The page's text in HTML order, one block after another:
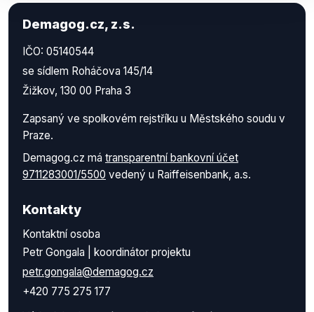
Demagog.cz, z.s.
IČO: 05140544
se sídlem Roháčova 145/14
Žižkov, 130 00 Praha 3
Zapsaný ve spolkovém rejstříku u Městského soudu v
Praze.
Demagog.cz má transparentní bankovní účet
9711283001/5500 vedený u Raiffeisenbank, a.s.
Kontakty
Kontaktní osoba
Petr Gongala | koordinátor projektu
petr.gongala@demagog.cz
+420 775 275 177